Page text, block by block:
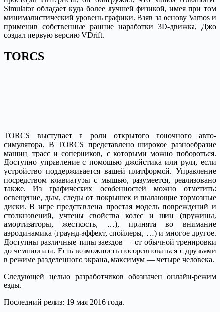
Simulator обладает куда более лучшей физикой, имея при том
минималистический уровень графики. Взяв за основу Vamos и
применив собственные ранние наработки 3D-движка, Джо
создал первую версию VDrift.
TORCS
TORCS выступает в роли открытого гоночного авто-
симулятора. В TORCS представлено широкое разнообразие
машин, трасс и соперников, с которыми можно побороться.
Доступно управление с помощью джойстика или руля, если
устройство поддерживается вашей платформой. Управление
посредством клавиатуры с мышью, разумеется, реализовано
также. Из графических особенностей можно отметить:
освещение, дым, следы от покрышек и пылающие тормозные
диски. В игре представлена простая модель повреждений и
столкновений, учтены свойства колес и шин (пружины,
амортизаторы, жесткость, …), принята во внимание
аэродинамика (граунд-эффект, спойлеры, …) и многое другое.
Доступны различные типы заездов — от обычной тренировки
до чемпионата. Есть возможность посоревноваться с друзьями
в режиме разделенного экрана, максимум — четыре человека.
Следующей целью разработчиков обозначен онлайн-режим
езды.
Последний релиз: 19 мая 2016 года.